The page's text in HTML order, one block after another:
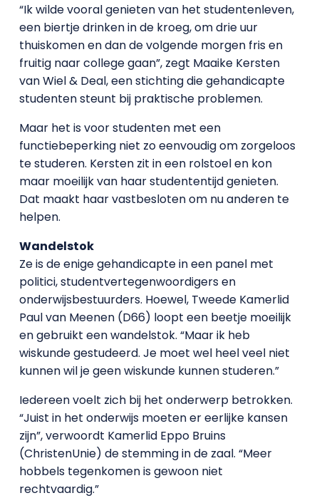
“Ik wilde vooral genieten van het studentenleven,
een biertje drinken in de kroeg, om drie uur
thuiskomen en dan de volgende morgen fris en
fruitig naar college gaan”, zegt Maaike Kersten
van Wiel & Deal, een stichting die gehandicapte
studenten steunt bij praktische problemen.
Maar het is voor studenten met een
functiebeperking niet zo eenvoudig om zorgeloos
te studeren. Kersten zit in een rolstoel en kon
maar moeilijk van haar studententijd genieten.
Dat maakt haar vastbesloten om nu anderen te
helpen.
Wandelstok
Ze is de enige gehandicapte in een panel met
politici, studentvertegenwoordigers en
onderwijsbestuurders. Hoewel, Tweede Kamerlid
Paul van Meenen (D66) loopt een beetje moeilijk
en gebruikt een wandelstok. “Maar ik heb
wiskunde gestudeerd. Je moet wel heel veel niet
kunnen wil je geen wiskunde kunnen studeren.”
Iedereen voelt zich bij het onderwerp betrokken.
“Juist in het onderwijs moeten er eerlijke kansen
zijn”, verwoordt Kamerlid Eppo Bruins
(ChristenUnie) de stemming in de zaal. “Meer
hobbels tegenkomen is gewoon niet
rechtvaardig.”